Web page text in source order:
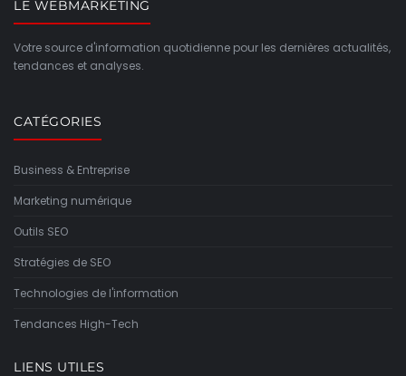
LE WEBMARKETING
Votre source d'information quotidienne pour les dernières actualités,
tendances et analyses.
CATÉGORIES
Business & Entreprise
Marketing numérique
Outils SEO
Stratégies de SEO
Technologies de l'information
Tendances High-Tech
LIENS UTILES